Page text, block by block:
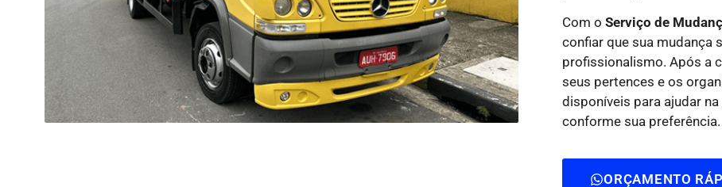
Com oServiço de
confiar que sua mudança
profissionalismo. Após a
seus pertences e os
disponíveis para ajudar
conforme sua preferência.
ORÇAMENTO